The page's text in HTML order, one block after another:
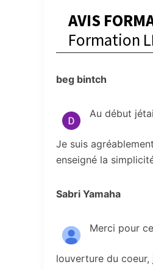
AVIS
Formation
beg bintch
Au début
Je suis
enseigné la
Sabri Yamaha
Merci pour
louverture du